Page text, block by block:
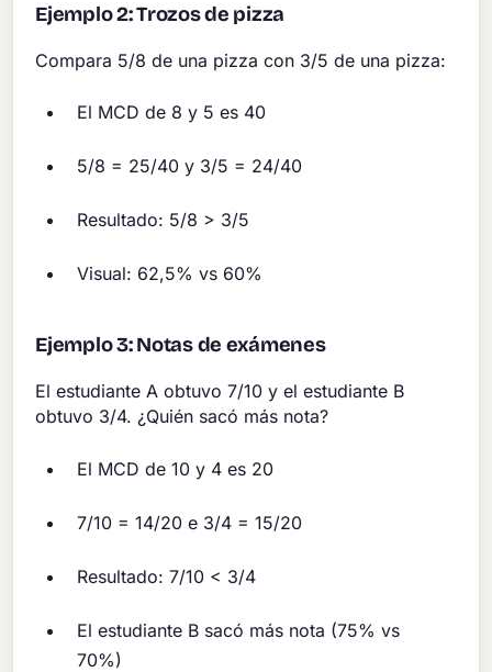
Ejemplo 2: Trozos de pizza
Compara 5/8 de una pizza con 3/5 de una pizza:
El MCD de 8 y 5 es 40
5/8 = 25/40 y 3/5 = 24/40
Resultado: 5/8 > 3/5
Visual: 62,5% vs 60%
Ejemplo 3: Notas de exámenes
El estudiante A obtuvo 7/10 y el estudiante B
obtuvo 3/4. ¿Quién sacó más nota?
El MCD de 10 y 4 es 20
7/10 = 14/20 e 3/4 = 15/20
Resultado: 7/10 < 3/4
El estudiante B sacó más nota (75% vs
70%)